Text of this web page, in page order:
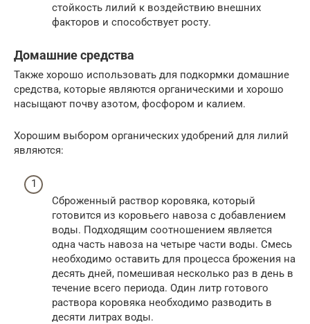
стойкость лилий к воздействию внешних
факторов и способствует росту.
Домашние средства
Также хорошо использовать для подкормки домашние
средства, которые являются органическими и хорошо
насыщают почву азотом, фосфором и калием.
Хорошим выбором органических удобрений для лилий
являются:
Сброженный раствор коровяка, который
готовится из коровьего навоза с добавлением
воды. Подходящим соотношением является
одна часть навоза на четыре части воды. Смесь
необходимо оставить для процесса брожения на
десять дней, помешивая несколько раз в день в
течение всего периода. Один литр готового
раствора коровяка необходимо разводить в
десяти литрах воды.